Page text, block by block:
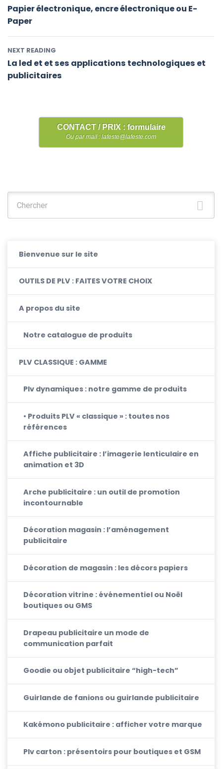
Papier électronique, encre électronique ou E-
Paper
NEXT READING
La led et et ses applications technologiques et
publicitaires
CONTACT / PRIX : formulaire
Ou par mail : lafeste@lafeste.com
Bienvenue sur le site
OUTILS DE PLV : FAITES VOTRE CHOIX
A propos du site
Notre catalogue de produits
PLV CLASSIQUE : GAMME
Plv dynamiques : notre gamme de produits
• Produits PLV « classique » : toutes nos
références
Affiche publicitaire : l’imagerie lenticulaire en
animation et 3D
Arche publicitaire : un outil de promotion
incontournable
Décoration magasin : l’aménagement
publicitaire
Décoration de magasin : les décors papiers
Décoration vitrine : événementiel ou Noël
boutiques ou GMS
Drapeau publicitaire un mode de
communication parfait
Goodie ou objet publicitaire “high-tech”
Guirlande de fanions ou guirlande publicitaire
Kakémono publicitaire : afficher votre marque
Plv carton : présentoirs pour boutiques et GSM